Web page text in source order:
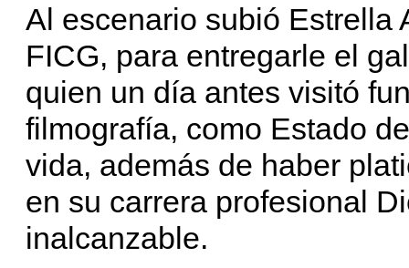
Al escenario subió Estrella
FICG, para entregarle el
quien un día antes visitó
filmografía, como Estado
vida, además de haber
en su carrera profesional
inalcanzable.